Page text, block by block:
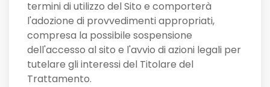
termini di utilizzo del Sito e comporterà
l'adozione di provvedimenti appropriati,
compresa la possibile sospensione
dell'accesso al sito e l'avvio di azioni legali per
tutelare gli interessi del Titolare del
Trattamento.